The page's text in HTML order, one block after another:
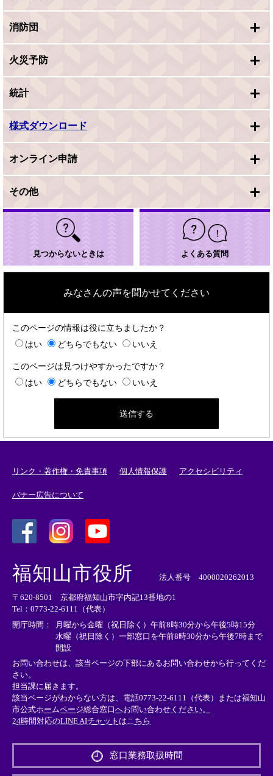
消防団
火災予防
統計
様式ダウンロード
オンライン申請
その他
見つからないときは よくある質問
みなさんの声を聞かせてください
このページの情報は役に立ちましたか？
はい
どちらでもない いいえ
このページは見つけやすかったですか？
はい
どちらでもない いいえ
リンク・著作権・免責事項 個人情報保護 アクセシビリティ
バナー広告について
外
部
リ
ン
ク
＞
外
リ
ン
ク
＞
外
部
ン
ク
＞
福知山市役所 法人番号 4000020262013
〒620-8501 京都府福知山市字内記13番地の1
Tel：0773-22-6111（代表）
開庁時間：
月曜から金曜（祝日除く）午前8時30分から午後5時15分
水曜（祝日除く）一部窓口を午前8時30分から午後7時まで
開設
お問い合わせは、該当ページの下部にあるお問い合わせから行ってくだ
さい。
担当課に届きます。
該当ページがわからない方は、電話0773-22-6111（代表）または福知山
市公式ホームページ総合窓口へお問い合わせください。
24時間対応のLINE AIチャットはこちら
外
リ
窓口業務取扱時間